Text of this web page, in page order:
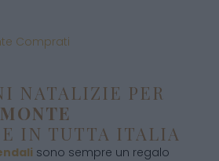
NATALIZIE PER
MONTE
E IN TUTTA ITALIA
sono sempre un regalo